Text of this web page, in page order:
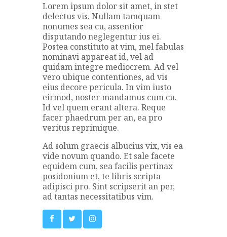
Lorem ipsum dolor sit amet, in stet
delectus vis. Nullam tamquam
nonumes sea cu, assentior
disputando neglegentur ius ei.
Postea constituto at vim, mel fabulas
nominavi appareat id, vel ad
quidam integre mediocrem. Ad vel
vero ubique contentiones, ad vis
eius decore pericula. In vim iusto
eirmod, noster mandamus cum cu.
Id vel quem erant altera. Reque
facer phaedrum per an, ea pro
veritus reprimique.
Ad solum graecis albucius vix, vis ea
vide novum quando. Et sale facete
equidem cum, sea facilis pertinax
posidonium et, te libris scripta
adipisci pro. Sint scripserit an per,
ad tantas necessitatibus vim.